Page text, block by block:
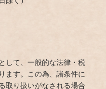
して、一般的な法律・税
ます。この為、諸条件に
取り扱いがなされる場合